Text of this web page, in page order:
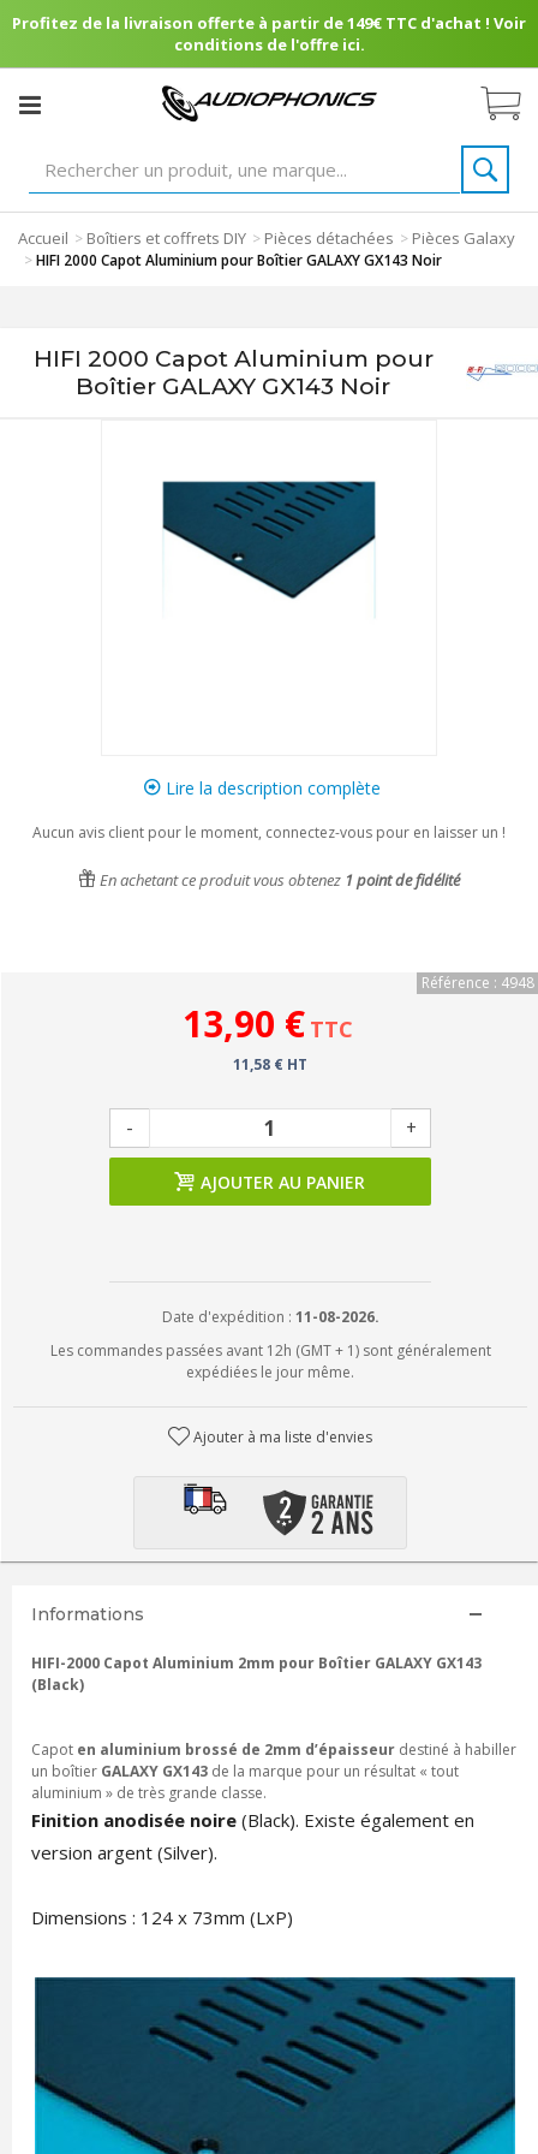
Profitez de la livraison offerte à partir de 149€ TTC d'achat ! Voir
conditions de l'offre ici.
Accueil > Boîtiers et coffrets DIY > Pièces détachées > Pièces Galaxy
>HIFI 2000 Capot Aluminium pour Boîtier GALAXY GX143 Noir
HIFI 2000 Capot Aluminium pour
Boîtier GALAXY GX143 Noir
Lire la description complète
Aucun avis client pour le moment, connectez-vous pour en laisser un !
En achetant ce produit vous obtenez 1 point de fidélité
Référence : 4948
13,90 € TTC
11,58 € HT
- +
AJOUTER AU PANIER
Date d'expédition : 11-08-2026.
Les commandes passées avant 12h (GMT + 1) sont généralement
expédiées le jour même.
Ajouter à ma liste d'envies
Informations
HIFI-2000 Capot Aluminium 2mm pour Boîtier GALAXY GX143
(Black)
Capot en aluminium brossé de 2mm d’épaisseurdestiné à habiller
un boîtier GALAXY GX143de la marque pour un résultat « tout
aluminium » de très grande classe.
Finition anodisée noire(Black). Existe également en
version argent (Silver).
Dimensions : 124 x 73mm (LxP)